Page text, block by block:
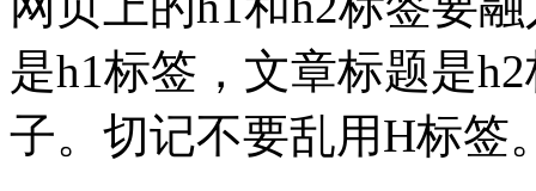
是h1标签，文章标题是
子。切记不要乱用H标签